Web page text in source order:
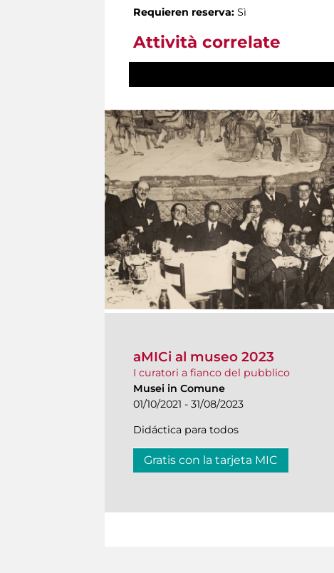
Requieren reserva: Sì
Attività correlate
aMICi al museo 2023
I curatori a fianco del pubblico
Musei in Comune
01/10/2021 - 31/08/2023
Didáctica para todos
Gratis con la tarjeta MIC